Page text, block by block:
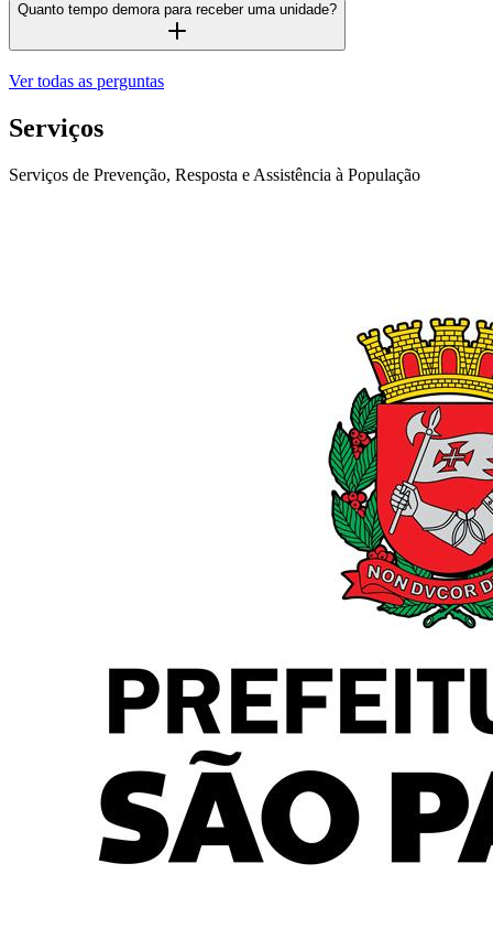
Quanto tempo demora para receber uma unidade?
Ver todas as perguntas
Serviços
Serviços de Prevenção, Resposta e Assistência à População